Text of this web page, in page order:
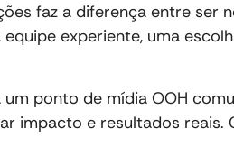
faz a diferença entre ser
experiente, uma
ponto de mídia OOH
impacto e resultados reais.